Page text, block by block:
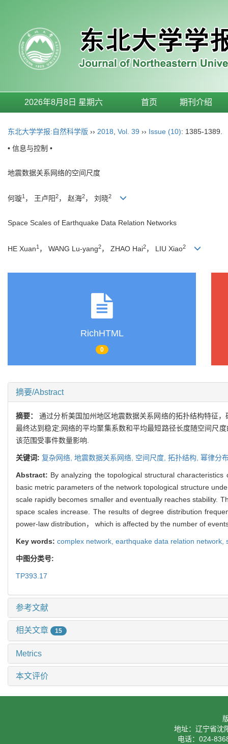
2026年8月8日 星期六 首页 期刊介绍
东北大学学报:自然科学版 ›› 2018 Vol. 39 ›› Issue (10): 1385-1389.
• 信息与控制 •
地震数据关系网络的空间尺度
何璇1 ， 王卢阳2， 赵海2， 刘晓2
Space Scales of Earthquake Data Relation Networks
HE Xuan1 ， WANG Lu-yang2， ZHAO Hai2， LIU Xiao2
RichHTML
0
摘要/Abstract
摘要：通过分析美国加州地区地震数据关系网络的拓扑结构特征
最终达到稳定;网络的平均聚集系数和平均最短路径长度随空间尺
该范围受事件数量影响.
关键词: 复杂网络, 地震数据关系网络, 空间尺度, 拓扑结构, 幂律分
Abstract: By analyzing the topological structural
basic metric parameters of the network topological structure
scale rapidly becomes smaller and eventually reaches stability.
space scales increase. The results of degree distribution
power-law distribution， which is affected by the number of
Key words: complex network, earthquake data relation network,
中图分类号:
TP393.17
参考文献
相关文章 15
Metrics
本文评价
地址：辽宁省沈
电话：024-